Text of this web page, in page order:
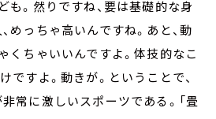
も。然りですね、要は基礎的な身
めっちゃ高いんですね。あと、動
くちゃいいんですよ。体技的なこ
ですよ。動きが。ということで、
常に激しいスポーツである。「畳